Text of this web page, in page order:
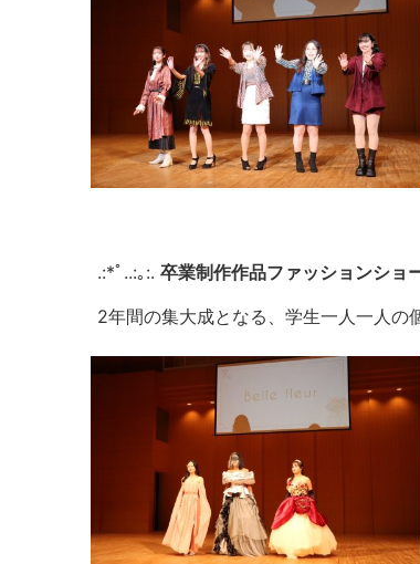
.:*ﾟ..:｡:. 卒業制作作品ファッションショ
2年間の集大成となる、学生一人一人の